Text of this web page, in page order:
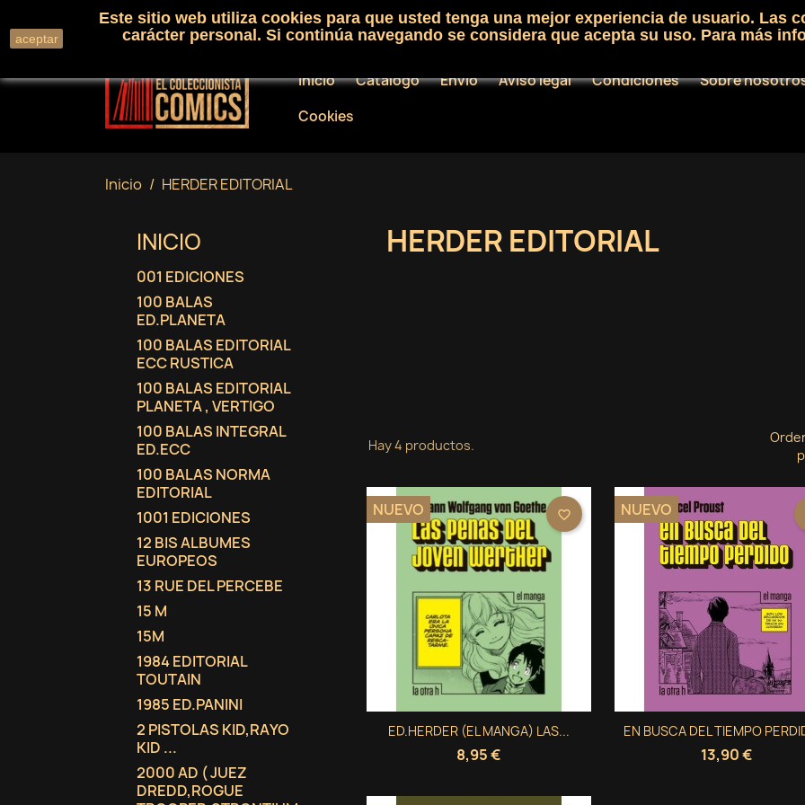
Llámenos:+34 91 530 01 33
Inicio Catálogo Envío Aviso legal Condiciones
Sobre
Cookies
Inicio HERDER EDITORIAL
INICIO
001 EDICIONES
100 BALAS
ED.PLANETA
100 BALAS EDITORIAL
ECC RUSTICA
100 BALAS EDITORIAL
PLANETA , VERTIGO
100 BALAS INTEGRAL
ED.ECC
100 BALAS NORMA
EDITORIAL
1001 EDICIONES
12 BIS ALBUMES
EUROPEOS
13 RUE DEL PERCEBE
15 M
15M
1984 EDITORIAL
TOUTAIN
1985 ED.PANINI
2 PISTOLAS KID,RAYO
KID ...
2000 AD ( JUEZ
DREDD,ROGUE
HERDER EDITORIAL
Hay 4 productos.
ED.HERDER (EL MANGA) LAS...
8,95 €
NUEVO
Vista rápida
favorite_border
EN BUSCA DEL TIEMPO
13,90 €
NUEVO
Vista rápida
aceptar
Este sitio web utiliza cookies para que usted tenga una mejor experiencia de usuario. Las
carácter personal. Si continúa navegando se considera que acepta su uso. Para más